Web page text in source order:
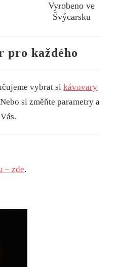
Vyrobeno ve
Švýcarsku
pro každého
vybrat sikávovary
si změňte parametry a
– zde.